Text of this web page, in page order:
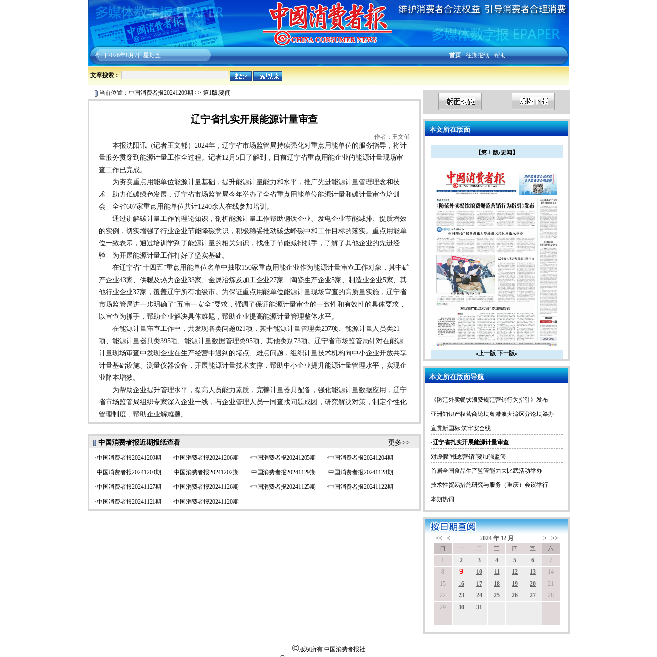
今日2026年8月7日星期五 首页-往期报纸-帮助
文章搜索：
当前位置： 中国消费者报20241209期 >> 第1版:要闻
辽宁省扎实开展能源计量审查
作者：王文郁
本报沈阳讯（记者王文郁）2024年，辽宁省市场监管局持续强化对重点用能单位的服务指导，将计
量服务贯穿到能源计量工作全过程。记者12月5日了解到，目前辽宁省重点用能企业的能源计量现场审
查工作已完成。
为夯实重点用能单位能源计量基础，提升能源计量能力和水平，推广先进能源计量管理理念和技
术，助力低碳绿色发展，辽宁省市场监管局今年举办了全省重点用能单位能源计量和碳计量审查培训
会，全省607家重点用能单位共计1240余人在线参加培训。
通过讲解碳计量工作的理论知识，剖析能源计量工作帮助钢铁企业、发电企业节能减排、提质增效
的实例，切实增强了行业企业节能降碳意识，积极稳妥推动碳达峰碳中和工作目标的落实。重点用能单
位一致表示，通过培训学到了能源计量的相关知识，找准了节能减排抓手，了解了其他企业的先进经
验，为开展能源计量工作打好了坚实基础。
在辽宁省“十四五”重点用能单位名单中抽取150家重点用能企业作为能源计量审查工作对象，其中矿
产企业43家、供暖及热力企业33家、金属冶炼及加工企业27家、陶瓷生产企业5家、制造业企业5家、其
他行业企业37家，覆盖辽宁所有地级市。为保证重点用能单位能源计量现场审查的高质量实施，辽宁省
市场监管局进一步明确了“五审一安全”要求，强调了保证能源计量审查的一致性和有效性的具体要求，
以审查为抓手，帮助企业解决具体难题，帮助企业提高能源计量管理整体水平。
在能源计量审查工作中，共发现各类问题821项，其中能源计量管理类237项、能源计量人员类21
项、能源计量器具类395项、能源计量数据管理类95项、其他类别73项。辽宁省市场监管局针对在能源
计量现场审查中发现企业在生产经营中遇到的堵点、难点问题，组织计量技术机构向中小企业开放共享
计量基础设施、测量仪器设备，开展能源计量技术支撑，帮助中小企业提升能源计量管理水平，实现企
业降本增效。
为帮助企业提升管理水平，提高人员能力素质，完善计量器具配备，强化能源计量数据应用，辽宁
省市场监管局组织专家深入企业一线，与企业管理人员一同查找问题成因，研究解决对策，制定个性化
管理制度，帮助企业解难题。
更多>>
中国消费者报近期报纸查看
·中国消费者报20241209期 ·中国消费者报20241206期 ·中国消费者报20241205期 ·中国消费者报20241204期
·中国消费者报20241203期 ·中国消费者报20241202期 ·中国消费者报20241129期 ·中国消费者报20241128期
·中国消费者报20241127期 ·中国消费者报20241126期 ·中国消费者报20241125期 ·中国消费者报20241122期
·中国消费者报20241121期 ·中国消费者报20241120期
本文所在版面
【第 1 版:要闻】
«上一版 下一版»
本文所在版面导航
《防范外卖餐饮浪费规范营销行为指引》发布
亚洲知识产权营商论坛粤港澳大湾区分论坛举办
宣贯新国标 筑牢安全线
·辽宁省扎实开展能源计量审查
对虚假“概念营销”要加强监管
首届全国食品生产监管能力大比武活动举办
技术性贸易措施研究与服务（重庆）会议举行
本期热词
©版权所有 中国消费者报社